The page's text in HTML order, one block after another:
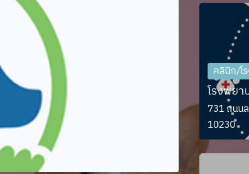
คลินิก/โ
โรงพย
731 ถนน
10230